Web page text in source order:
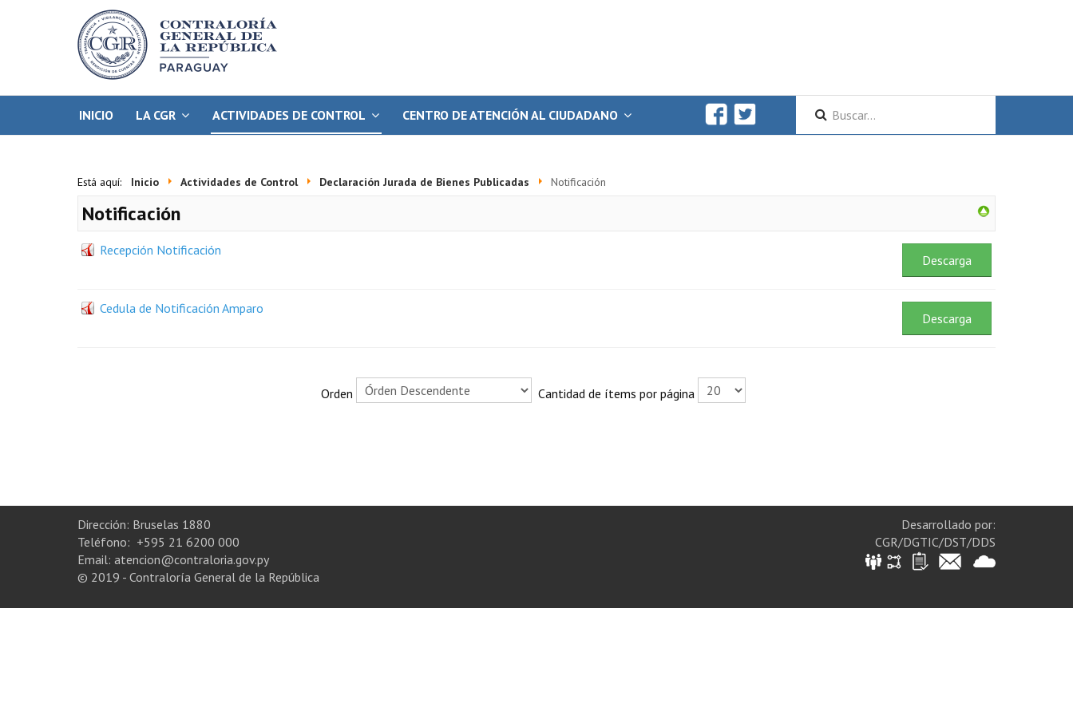
INICIO LA CGR ACTIVIDADES DE CONTROL CENTRO DE ATENCIÓN AL CIUDADANO
Está aquí: Inicio Actividades de Control Declaración Jurada de Bienes Publicadas Notificación
Notificación
Recepción Notificación
Descarga
Cedula de Notificación Amparo
Descarga
Orden Cantidad de ítems por página
Dirección: Bruselas 1880
Teléfono: +595 21 6200 000
Email: atencion@contraloria.gov.py
© 2019 - Contraloría General de la República
Desarrollado por:
CGR/DGTIC/DST/DDS